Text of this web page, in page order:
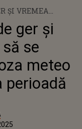
ȘI VREMEA
PROGNOZA
PERIOADĂ
ger și
se
meteo
perioadă